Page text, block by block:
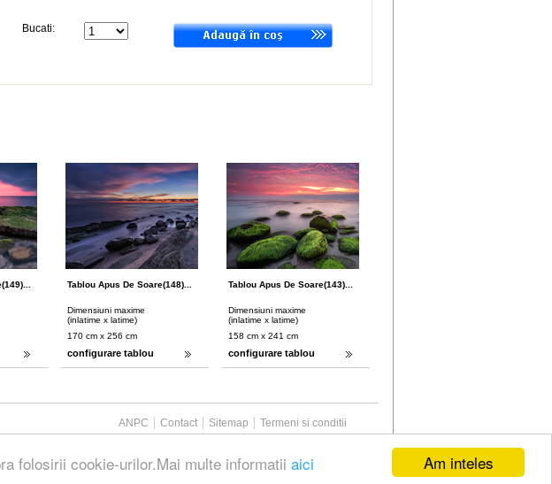
Am inteles
folosirii cookie-urilor.Mai multe informatii aici
Bucati:
Tablou Apus De Soare(148)...
Dimensiuni maxime
(inlatime x latime)
170 cm x 256 cm
configurare tablou
Tablou Apus De Soare(143)...
Dimensiuni maxime
(inlatime x latime)
158 cm x 241 cm
configurare tablou
ANPC Contact Sitemap Termeni si conditii
Powered ByWeb Media Bacau